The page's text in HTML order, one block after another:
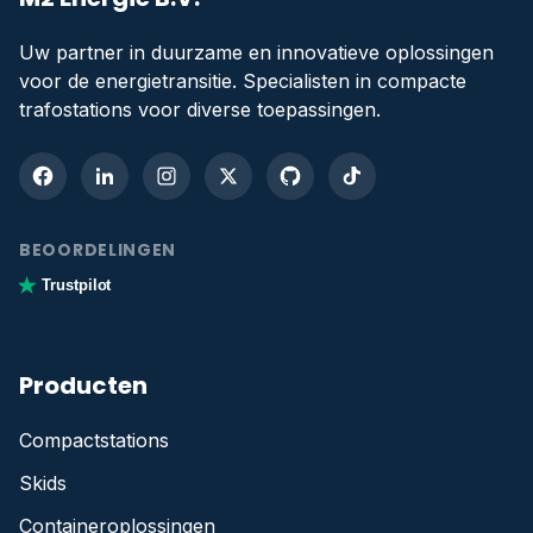
Uw partner in duurzame en innovatieve oplossingen
voor de energietransitie. Specialisten in compacte
trafostations voor diverse toepassingen.
BEOORDELINGEN
Trustpilot
Producten
Compactstations
Skids
Containeroplossingen